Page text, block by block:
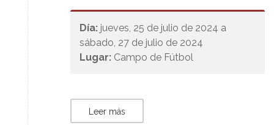
Día: jueves, 25 de julio de 2024 a
sábado, 27 de julio de 2024
Lugar: Campo de Fútbol
Leer más